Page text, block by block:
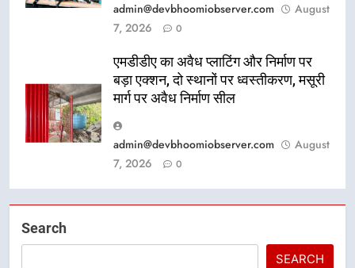
admin@devbhoomiobserver.com
August
7, 2026
0
एमडीडीए का अवैध प्लाटिंग और निर्माण पर
बड़ा एक्शन, दो स्थानों पर ध्वस्तीकरण, मसूरी
मार्ग पर अवैध निर्माण सील
admin@devbhoomiobserver.com
August
7, 2026
0
Search
SEARCH